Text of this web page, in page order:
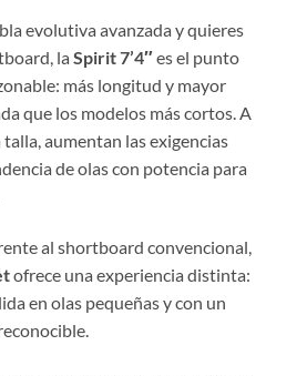
evolutiva avanzada y quieres
la Spirit 7’4″es el punto
más longitud y mayor
que los modelos más cortos. A
aumentan las exigencias
de olas con potencia para
al shortboard convencional,
ofrece una experiencia distinta:
en olas pequeñas y con un